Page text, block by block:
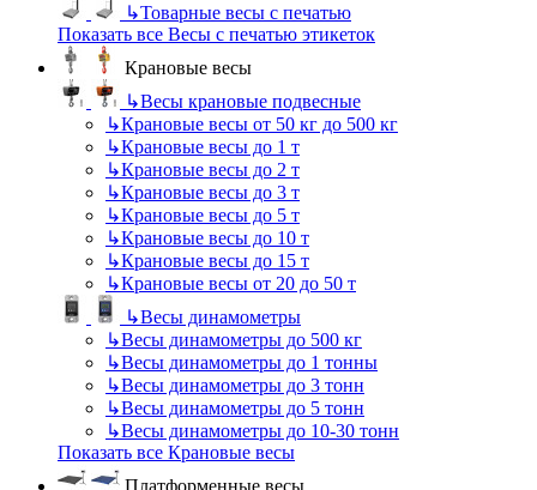
↳Товарные весы с печатью
Показать все Весы с печатью этикеток
Крановые весы
↳Весы крановые подвесные
↳Крановые весы от 50 кг до 500 кг
↳Крановые весы до 1 т
↳Крановые весы до 2 т
↳Крановые весы до 3 т
↳Крановые весы до 5 т
↳Крановые весы до 10 т
↳Крановые весы до 15 т
↳Крановые весы от 20 до 50 т
↳Весы динамометры
↳Весы динамометры до 500 кг
↳Весы динамометры до 1 тонны
↳Весы динамометры до 3 тонн
↳Весы динамометры до 5 тонн
↳Весы динамометры до 10-30 тонн
Показать все Крановые весы
Платформенные весы